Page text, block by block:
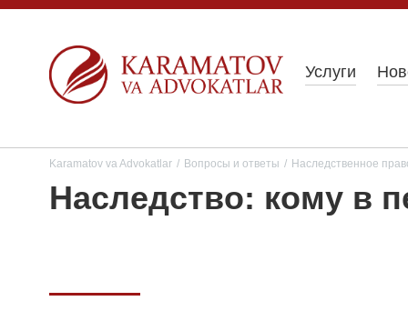
Услуги
Karamatov va Advokatlar / Вопросы и ответы / Наследственное
Наследство: кому в